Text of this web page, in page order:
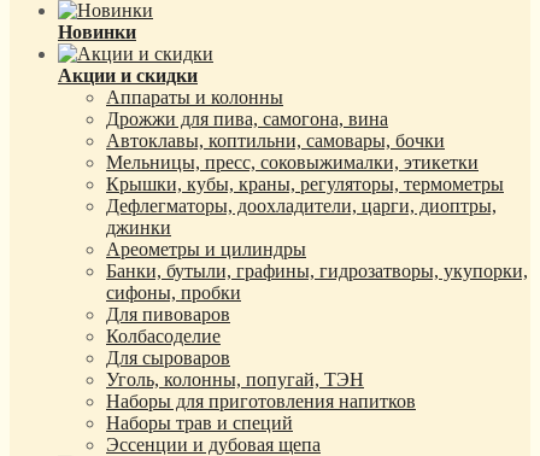
Новинки
Акции и скидки
Аппараты и колонны
Дрожжи для пива, самогона, вина
Автоклавы, коптильни, самовары, бочки
Мельницы, пресс, соковыжималки, этикетки
Крышки, кубы, краны, регуляторы, термометры
Дефлегматоры, доохладители, царги, диоптры,
джинки
Ареометры и цилиндры
Банки, бутыли, графины, гидрозатворы, укупорки,
сифоны, пробки
Для пивоваров
Колбасоделие
Для сыроваров
Уголь, колонны, попугай, ТЭН
Наборы для приготовления напитков
Наборы трав и специй
Эссенции и дубовая щепа